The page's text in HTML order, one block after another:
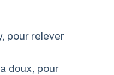
pour relever
doux, pour